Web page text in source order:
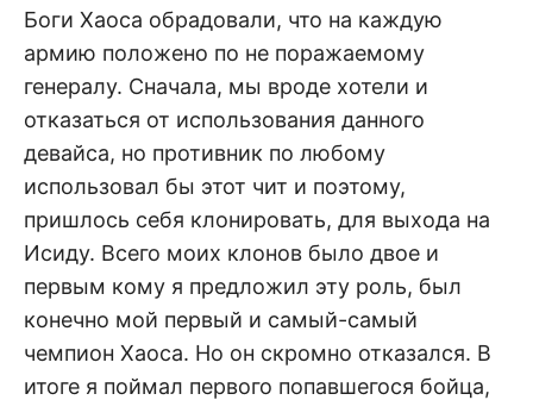
Боги Хаоса обрадовали, что на каждую
армию положено по не поражаемому
генералу. Сначала, мы вроде хотели и
отказаться от использования данного
девайса, но противник по любому
использовал бы этот чит и поэтому,
пришлось себя клонировать, для выхода на
Исиду. Всего моих клонов было двое и
первым кому я предложил эту роль, был
конечно мой первый и самый-самый
чемпион Хаоса. Но он скромно отказался. В
итоге я поймал первого попавшегося бойца,